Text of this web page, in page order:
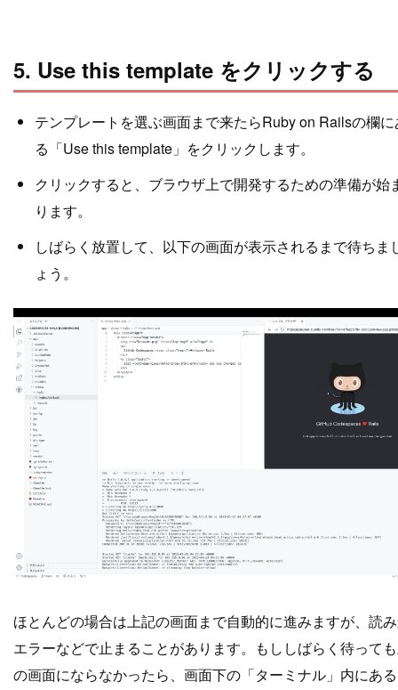
5. Use this template をクリックする
テンプレートを選ぶ画面まで来たらRuby on Railsの欄に
る「Use this template」をクリックします。
クリックすると、ブラウザ上で開発するための準備が始
ります。
しばらく放置して、以下の画面が表示されるまで待ちま
ょう。
ほとんどの場合は上記の画面まで自動的に進みますが、読
エラーなどで止まることがあります。もししばらく待って
の画面にならなかったら、画面下の「ターミナル」内にある